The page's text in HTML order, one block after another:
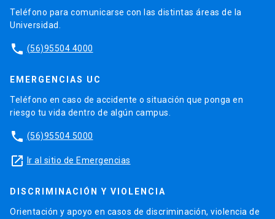
Teléfono para comunicarse con las distintas áreas de la
Universidad.
phone (56)95504 4000
EMERGENCIAS UC
Teléfono en caso de accidente o situación que ponga en
riesgo tu vida dentro de algún campus.
phone (56)95504 5000
launch Ir al sitio de Emergencias
DISCRIMINACIÓN Y VIOLENCIA
Orientación y apoyo en casos de discriminación, violencia de